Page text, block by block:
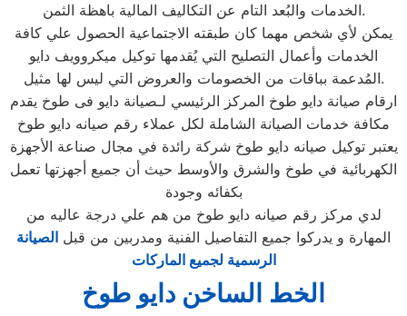
الخدمات والبُعد التام عن التكاليف المالية باهظة الثمن.
يمكن لأي شخص مهما كان طبقته الاجتماعية الحصول علي كافة
الخدمات وأعمال التصليح التي يُقدمها توكيل ميكروويف دايو
المُدعمة بباقات من الخصومات والعروض التي ليس لها مثيل.
ارقام صيانة دايو طوخ المركز الرئيسي لـصيانة دايو فى طوخ يقدم
مكافة خدمات الصيانة الشاملة لكل عملاء رقم صيانه دايو طوخ
يعتبر توكيل صيانه دايو طوخ شركة رائدة في مجال صناعة الأجهزة
الكهربائية في طوخ والشرق والأوسط حيث أن جميع أجهزتها تعمل
بكفائه وجودة
لدي مركز رقم صيانه دايو طوخ من هم علي درجة عاليه من
المهارة و يدركوا جميع التفاصيل الفنية ومدربين من قبل الصيانة
الرسمية لجميع الماركات
الخط الساخن دايو طوخ